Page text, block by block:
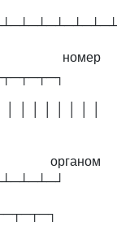
номер
│ │ │ │ │ │ │ │
органом